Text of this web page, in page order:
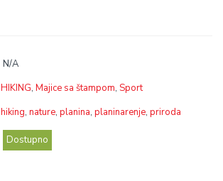
N/A
HIKING, Majice sa štampom, Sport
hiking, nature, planina, planinarenje, priroda
Dostupno